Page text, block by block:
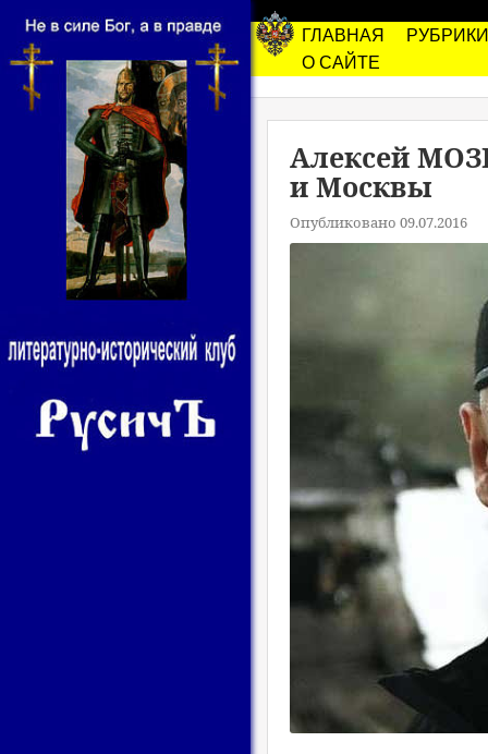
ГЛАВНАЯ
РУБРИКИ
О САЙТЕ
Алексей
и Москвы
Опубликовано 09.07.2016